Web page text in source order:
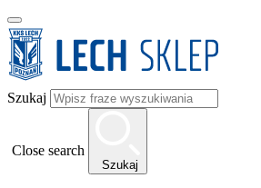
Szukaj
Close search
Szukaj